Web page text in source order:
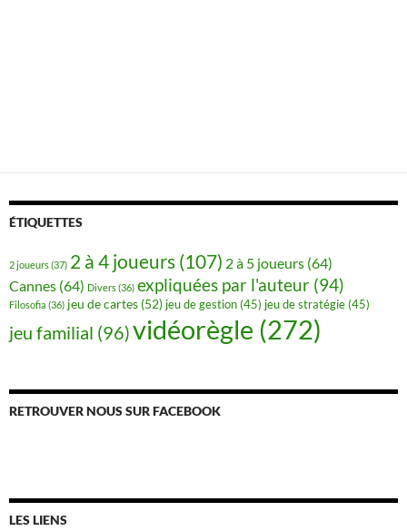
ÉTIQUETTES
2 joueurs(37) 2 à 4 joueurs (107) 2 à 5 joueurs (64)
Cannes (64) Divers(36) expliquées par l'auteur (94)
Filosofia (36) jeu de cartes (52) jeu de gestion (45) jeu de stratégie (45)
jeu familial (96)vidéorègle (272)
RETROUVER NOUS SUR FACEBOOK
LES LIENS